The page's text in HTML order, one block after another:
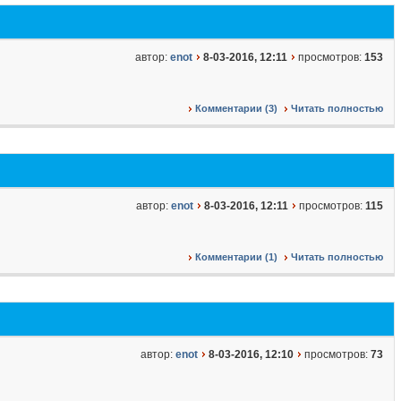
автор: enot 8-03-2016, 12:11 просмотров: 153
Комментарии (3) Читать полностью
автор: enot 8-03-2016, 12:11 просмотров: 115
Комментарии (1) Читать полностью
автор: enot 8-03-2016, 12:10 просмотров: 73